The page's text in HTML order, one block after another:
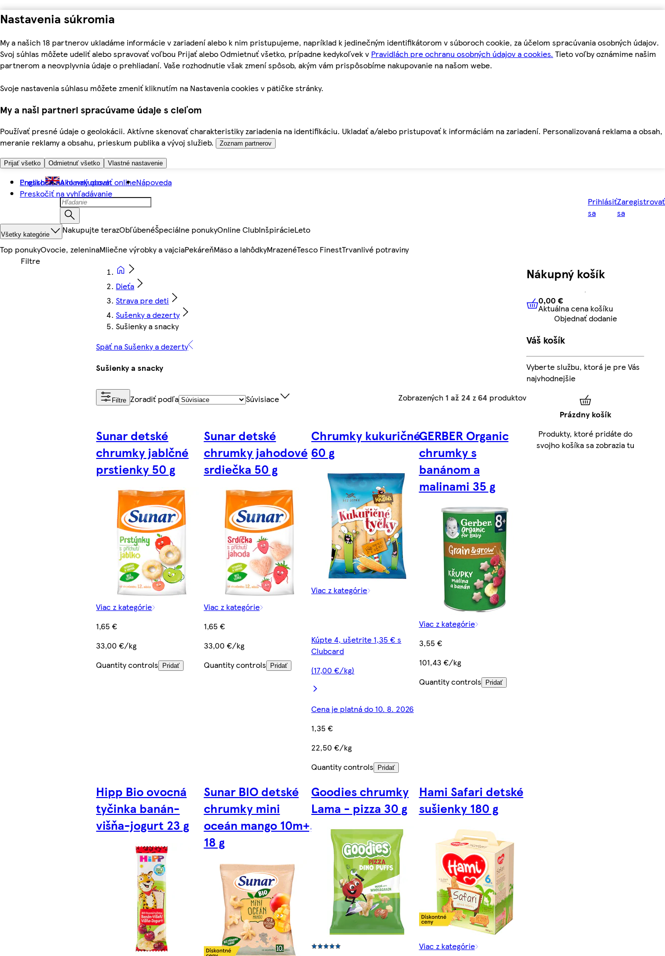
Nastavenia súkromia
My a našich 18 partnerov ukladáme informácie v zariadení alebo k nim pristupujeme, napríklad k jedinečným identifikátorom v súboroch cookie, za účelom spracúvania osobných údajov.
Svoj súhlas môžete udeliť alebo spravovať voľbou Prijať alebo Odmietnuť všetko, prípadne kedykoľvek v Pravidlách pre ochranu osobných údajov a cookies. Tieto voľby oznámime našim
partnerom a neovplyvnia údaje o prehliadaní. Vaše rozhodnutie však zmení spôsob, akým vám prispôsobíme nakupovanie na našom webe.
Svoje nastavenia súhlasu môžete zmeniť kliknutím na Nastavenia cookies v pätičke stránky.
My a naši partneri spracúvame údaje s cieľom
Používať presné údaje o geolokácii. Aktívne skenovať charakteristiky zariadenia na identifikáciu. Ukladať a/alebo pristupovať k informáciám na zariadení. Personalizovaná reklama a obsah,
meranie reklamy a obsahu, prieskum publika a vývoj služieb.
Zoznam partnerov
Prijať všetko Odmietnuť všetko Vlastné nastavenie
Preskočiť na hlavný obsah
Preskočiť na vyhľadávanie
English Ako nakupovať onlineNápoveda
Prihlásiť
sa
Zaregistrovať
sa
Všetky kategórie Nakupujte terazObľúbenéŠpeciálne ponukyOnline ClubInšpirácieLeto
Top ponukyOvocie, zeleninaMliečne výrobky a vajciaPekáreňMäso a lahôdkyMrazenéTesco FinestTrvanlivé potraviny
Dieťa
Strava pre deti
Sušenky a dezerty
Sušienky a snacky
Späť na Sušenky a dezerty
Sušienky a snacky
Filtre Zoradiť podľa Súvisiace Zobrazených 1 až 24 z64 produktov
Sunar detské
chrumky jablčné
prstienky 50 g
Viac z kategórie
1,65 €
33,00 €/kg
Quantity controls
Pridať
Sunar detské
chrumky jahodové
srdiečka 50 g
Viac z kategórie
1,65 €
33,00 €/kg
Quantity controls
Pridať
Chrumky kukuričné
60 g
Viac z kategórie
Kúpte 4, ušetrite 1,35 € s
Clubcard
(17,00 €/kg)
Cena je platná do 10. 8. 2026
1,35 €
22,50 €/kg
Quantity controls
Pridať
GERBER Organic
chrumky s
banánom a
malinami 35 g
Viac z kategórie
3,55 €
101,43 €/kg
Quantity controls
Pridať
Hipp Bio ovocná
tyčinka banán-
višňa-jogurt 23 g
Sunar BIO detské
chrumky mini
oceán mango 10m+,
18 g
Goodies chrumky
Lama - pizza 30 g
Hami Safari detské
sušienky 180 g
Viac z kategórie
Nákupný košík
0,00 € Aktuálna cena košíku
0,00 €
Aktuálna cena košíku
Objednať dodanie
Váš košík
Vyberte službu, ktorá je pre Vás
najvhodnejšie
Prázdny košík
Produkty, ktoré pridáte do
svojho košíka sa zobrazia tu